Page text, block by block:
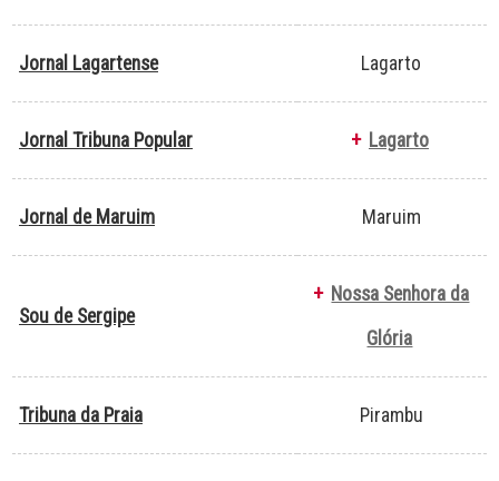
Jornal Lagartense Lagarto
Jornal Tribuna Popular + Lagarto
Jornal de Maruim Maruim
Sou de Sergipe
+ Nossa Senhora da
Glória
Tribuna da Praia Pirambu